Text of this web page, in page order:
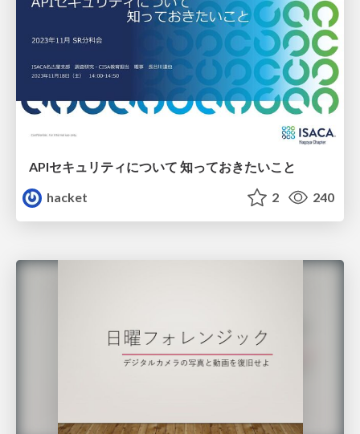
APIセキュリティについて 知っておきたいこと
hacket
2 240